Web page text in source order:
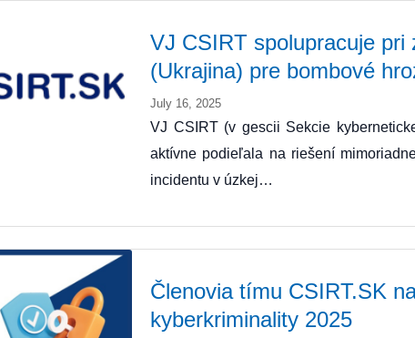
VJ CSIRT spolupracuje pri
(Ukrajina) pre bombové
July 16, 2025
VJ CSIRT (v gescii Sekcie
aktívne podieľala na riešení
incidentu v úzkej…
Členovia tímu CSIRT.SK
kyberkriminality 2025